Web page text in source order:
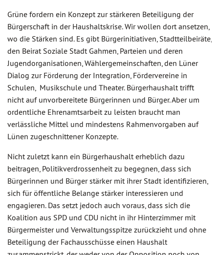
Grüne fordern ein Konzept zur stärkeren Beteiligung der
Bürgerschaft in der Haushaltskrise. Wir wollen dort ansetzen,
wo die Stärken sind. Es gibt Bürgerinitiativen, Stadtteilbeiräte,
den Beirat Soziale Stadt Gahmen, Parteien und deren
Jugendorganisationen, Wählergemeinschaften, den Lüner
Dialog zur Förderung der Integration, Fördervereine in
Schulen, Musikschule und Theater. Bürgerhaushalt trifft
nicht auf unvorbereitete Bürgerinnen und Bürger. Aber um
ordentliche Ehrenamtsarbeit zu leisten braucht man
verlässliche Mittel und mindestens Rahmenvorgaben auf
Lünen zugeschnittener Konzepte.
Nicht zuletzt kann ein Bürgerhaushalt erheblich dazu
beitragen, Politikverdrossenheit zu begegnen, dass sich
Bürgerinnen und Bürger stärker mit ihrer Stadt identifizieren,
sich für öffentliche Belange stärker interessieren und
engagieren. Das setzt jedoch auch voraus, dass sich die
Koalition aus SPD und CDU nicht in ihr Hinterzimmer mit
Bürgermeister und Verwaltungsspitze zurückzieht und ohne
Beteiligung der Fachausschüsse einen Haushalt